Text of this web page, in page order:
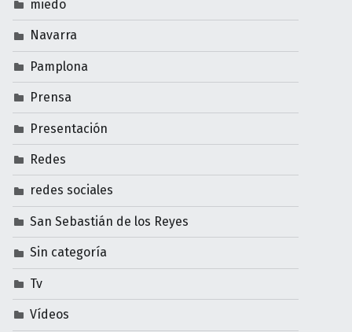
miedo
Navarra
Pamplona
Prensa
Presentación
Redes
redes sociales
San Sebastián de los Reyes
Sin categoría
Tv
Vídeos